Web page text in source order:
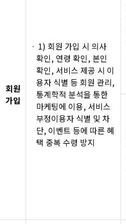
회원
가입
1) 회원 가입 시 의사
확인, 연령 확인, 본인
확인, 서비스 제공 시 이
용자 식별 등 회원 관리,
통계학적 분석을 통한
마케팅에 이용, 서비스
부정이용자 식별 및 차
단, 이벤트 등에 따른 혜
택 중복 수령 방지